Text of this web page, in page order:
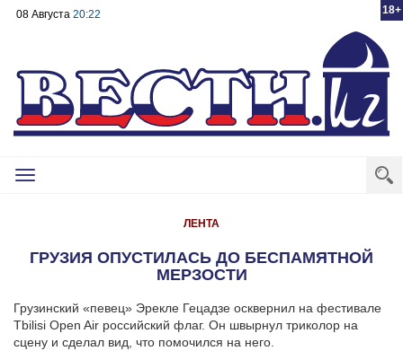
18+
08 Августа 20:22
Toggle
ЛЕНТА
ГРУЗИЯ ОПУСТИЛАСЬ ДО БЕСПАМЯТНОЙ
МЕРЗОСТИ
Грузинский «певец» Эрекле Гецадзе осквернил на фестивале
Tbilisi Open Air российский флаг. Он швырнул триколор на
сцену и сделал вид, что помочился на него.